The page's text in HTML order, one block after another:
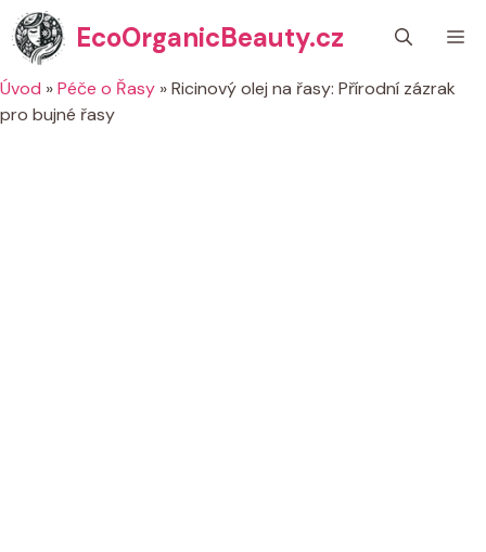
Přeskočit
na
obsah
EcoOrganicBeauty.cz
Úvod »Péče o Řasy »Ricinový olej na řasy: Přírodní zázrak
pro bujné řasy